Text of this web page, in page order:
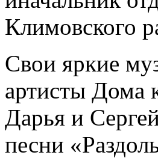
Климовского
Свои яркие
артисты Дома
Дарья и
песни